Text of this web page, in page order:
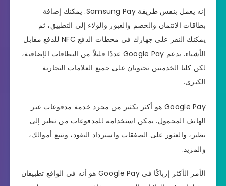
إنه يعمل بنفس طريقة Samsung Pay. يمكنك إضافة
بطاقات الائتمان والخصم والعبور والولاء إلى التطبيق، ثم
يمكنك النقر على جهازك في محطات الدفع NFC للدفع مقابل
الأشياء. يدعم Google Pay عددًا قليلاً من البطاقات الإضافية،
لكن كلتا الخدمتين تحتويان على جميع العلامات التجارية
الكبرى.
Google Pay هو أكثر بكثير من مجرد خدمة مدفوعات عبر
الهاتف المحمول. يمكن استخدامه للمدفوعات من نظير إلى
نظير، والعثور على الصفقات واسترداد النقود، وتتبع أموالك،
والمزيد.
الأمر الأكثر إرباكًا في Google Pay هو أنه في الواقع تطبيقان